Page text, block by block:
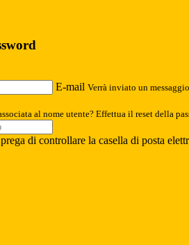
E-mail Verrà inviato un
al nome utente? Effettua il reset della
di controllare la casella di posta